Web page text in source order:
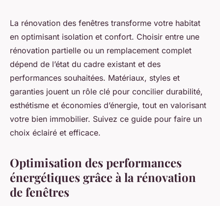
Rénovation fenêtre : guide
pour un choix durable et
efficace
Mathis•23 août 2025•4 min de lecture
La rénovation des fenêtres transforme votre habitat
en optimisant isolation et confort. Choisir entre une
rénovation partielle ou un remplacement complet
dépend de l’état du cadre existant et des
performances souhaitées. Matériaux, styles et
garanties jouent un rôle clé pour concilier durabilité,
esthétisme et économies d’énergie, tout en valorisant
votre bien immobilier. Suivez ce guide pour faire un
choix éclairé et efficace.
Optimisation des performances
énergétiques grâce à la rénovation
de fenêtres